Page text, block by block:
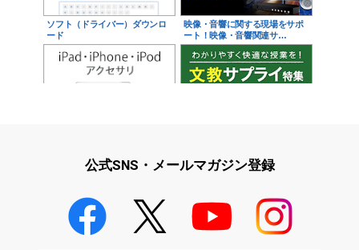
ソフト（ドライバー）ダウンロ
ード
映像・音響に関する現場をサポ
ート！映像・音響関連サ…
学校教育のICT環境整備特集
公式SNS・メールマガジン登録